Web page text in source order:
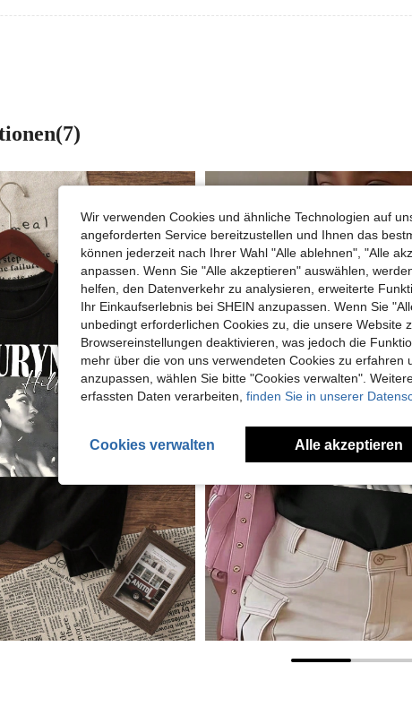
Wir verwenden Cookies und ähnliche Technologien auf
angeforderten Service bereitzustellen und Ihnen das
können jederzeit nach Ihrer Wahl "Alle ablehnen", "Alle
anpassen. Wenn Sie "Alle akzeptieren" auswählen,
helfen, den Datenverkehr zu analysieren, erweiterte
Ihr Einkaufserlebnis bei SHEIN anzupassen. Wenn Sie
unbedingt erforderlichen Cookies zu, die unsere Website
Browsereinstellungen deaktivieren, was jedoch die
mehr über die von uns verwendeten Cookies zu erfahren
anzupassen, wählen Sie bitte "Cookies verwalten".
erfassten Daten verarbeiten, finden Sie in unserer
Cookies verwalten Alle akzeptieren